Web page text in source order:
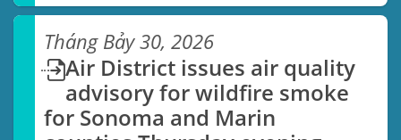
Tháng Bảy 30, 2026
Air District issues air quality
advisory for wildfire smoke
for Sonoma and Marin